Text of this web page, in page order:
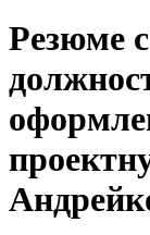
Резюме